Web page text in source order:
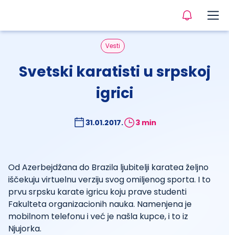
Vesti
Svetski karatisti u srpskoj
igrici
31.01.2017. 3 min
Od Azerbejdžana do Brazila ljubitelji karatea željno
iščekuju virtuelnu verziju svog omiljenog sporta. I to
prvu srpsku karate igricu koju prave studenti
Fakulteta organizacionih nauka. Namenjena je
mobilnom telefonu i već je našla kupce, i to iz
Njujorka.